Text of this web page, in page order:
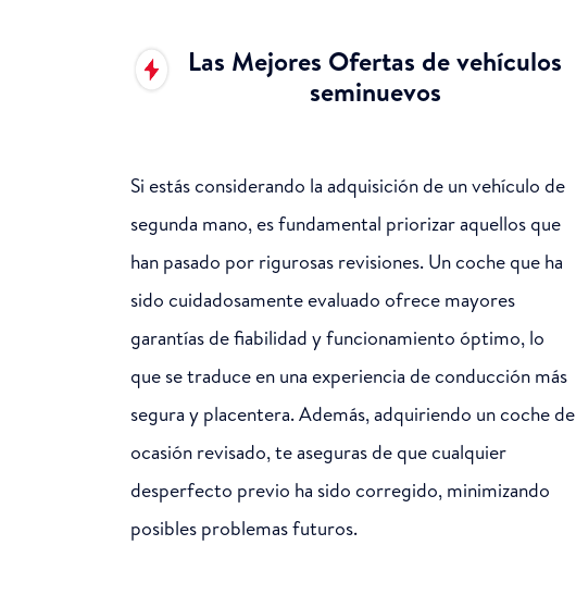
Las Mejores Ofertas de vehículos
seminuevos
Si estás considerando la adquisición de un vehículo de
segunda mano, es fundamental priorizar aquellos que
han pasado por rigurosas revisiones. Un coche que ha
sido cuidadosamente evaluado ofrece mayores
garantías de fiabilidad y funcionamiento óptimo, lo
que se traduce en una experiencia de conducción más
segura y placentera. Además, adquiriendo un coche de
ocasión revisado, te aseguras de que cualquier
desperfecto previo ha sido corregido, minimizando
posibles problemas futuros.